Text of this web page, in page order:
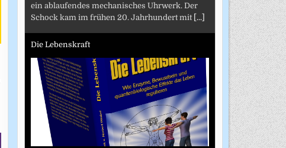
ein ablaufendes mechanisches Uhrwerk. Der
Schock kam im frühen 20. Jahrhundert mit [...]
Die Lebenskraft